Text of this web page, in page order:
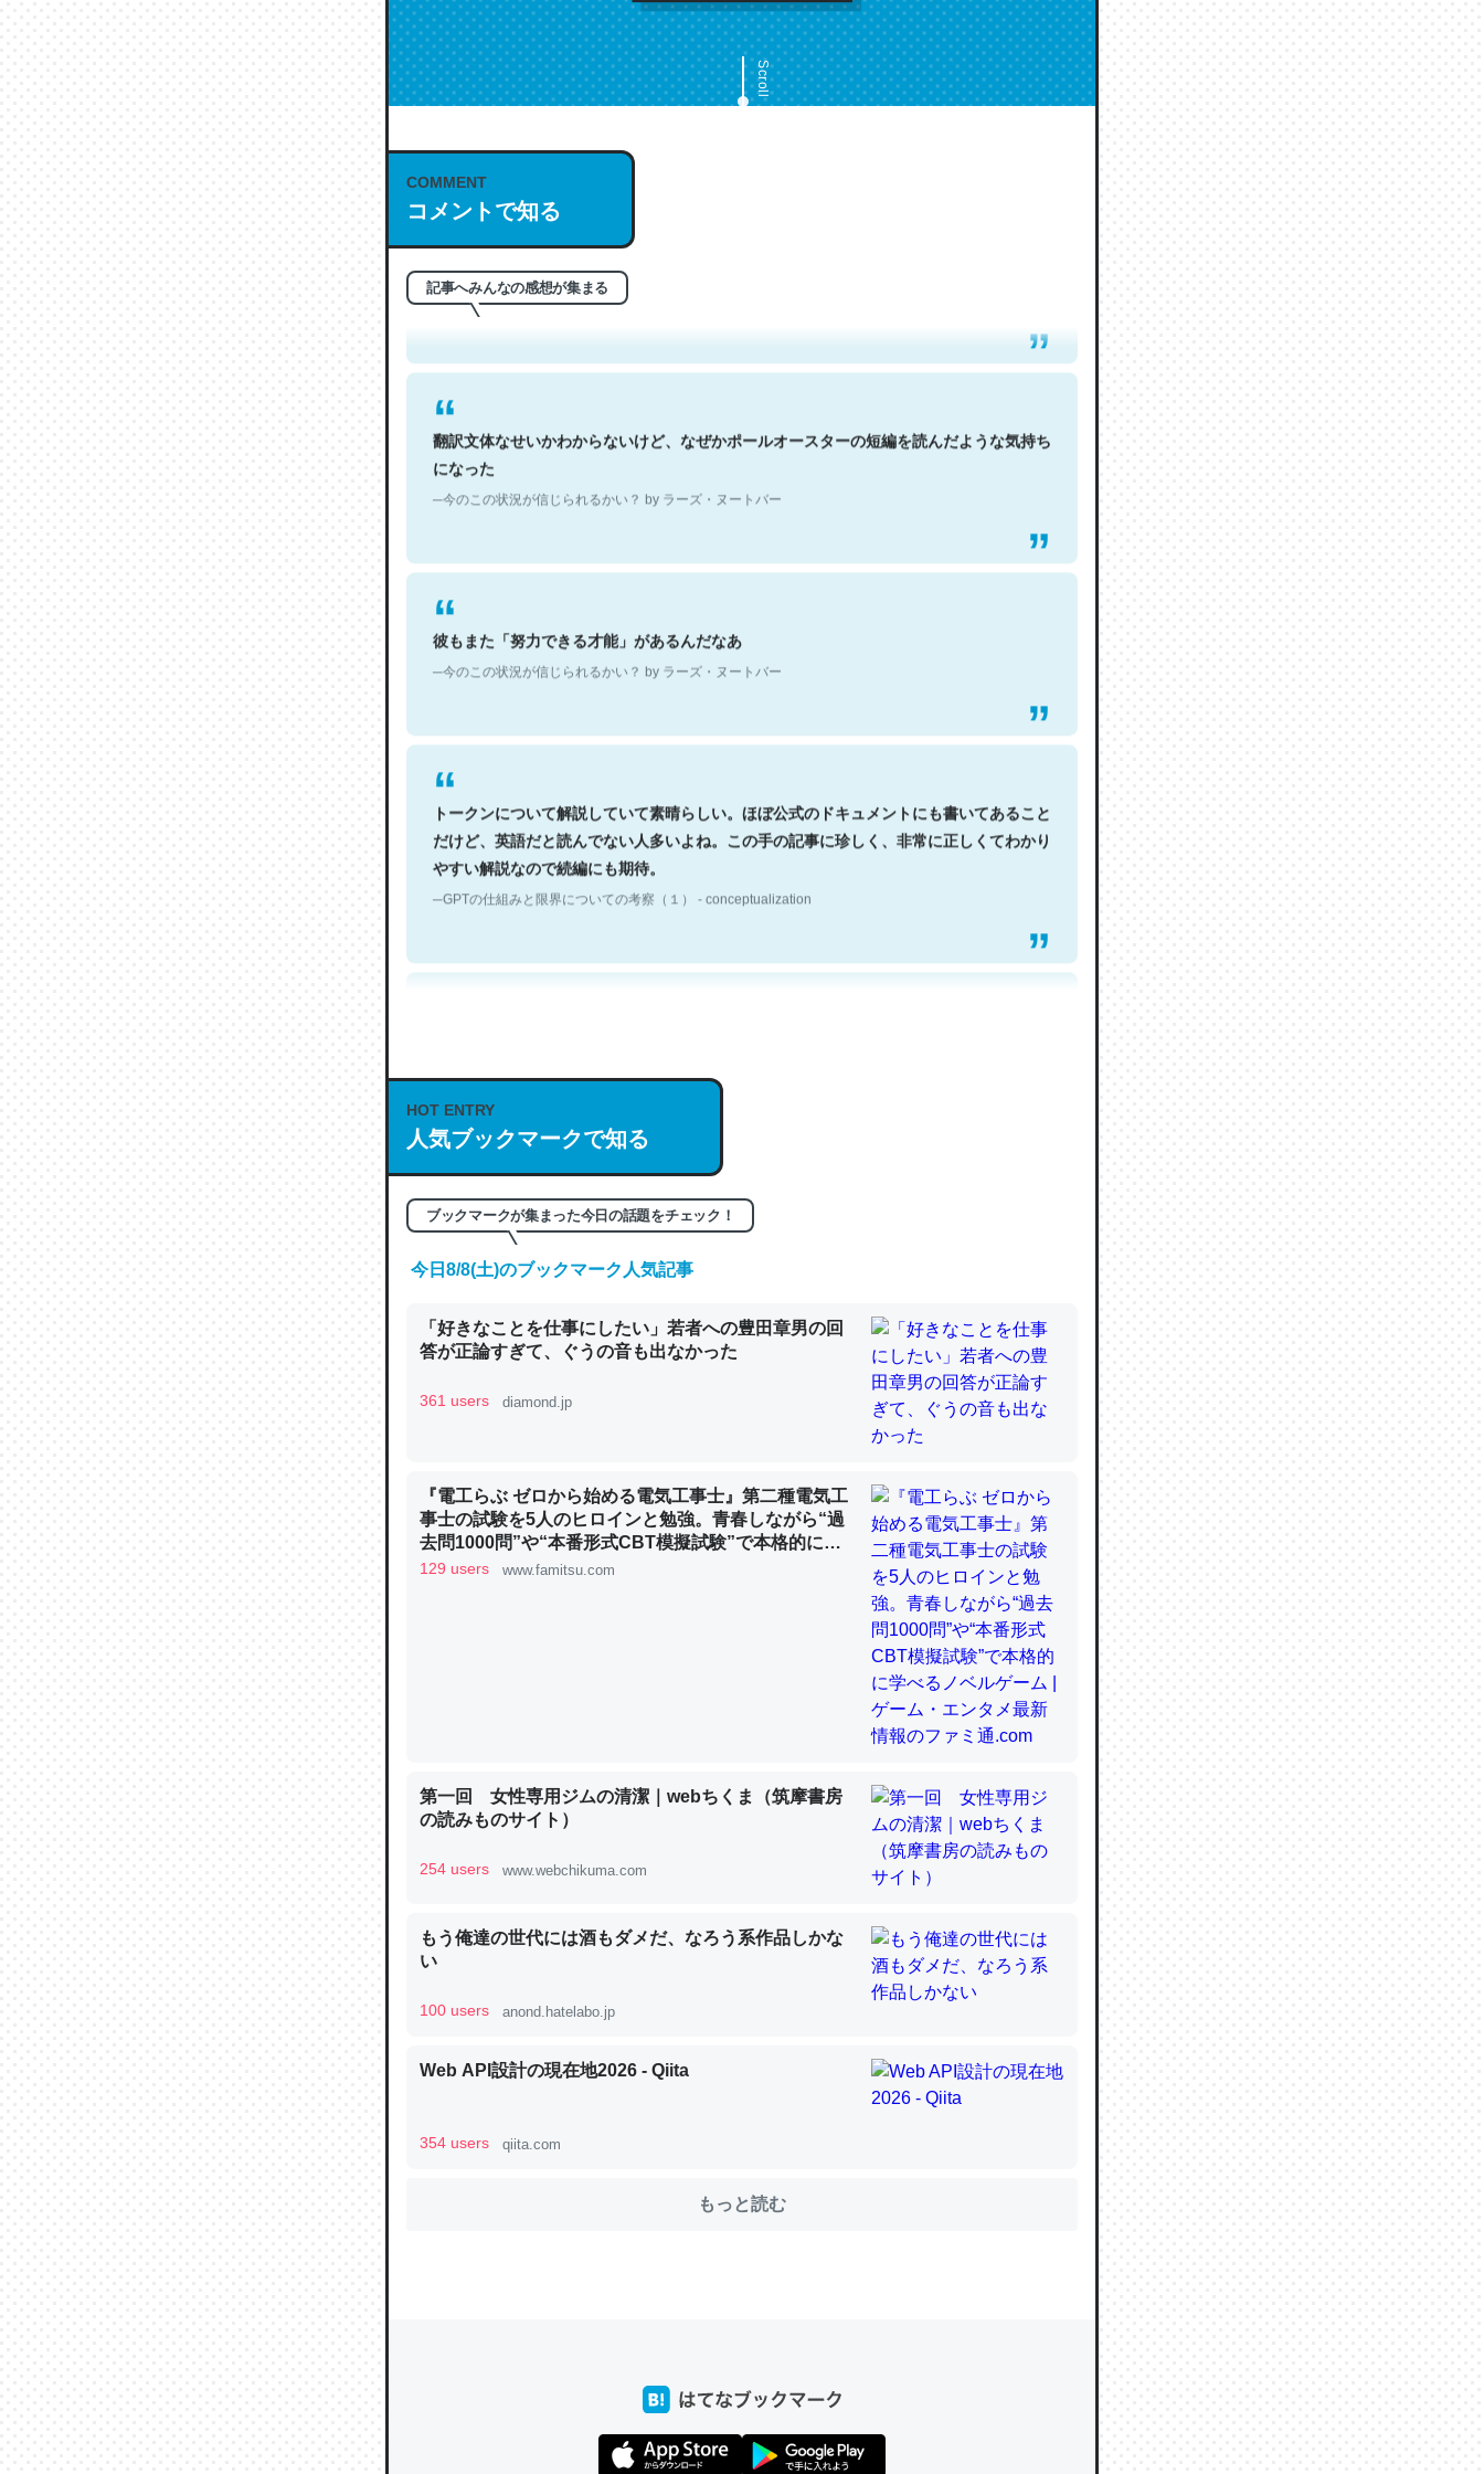
Scroll
COMMENT
コメントで知る
記事へみんなの感想が集まる
これは名文。彼はとてもクレバーなんだろうなと凄く思う。英語少しでも読める人は原文
もお勧め。自分はこの流れ好き。Let’s Fucking Go. Then Covid hit. Shit.
─今のこの状況が信じられるかい？ by ラーズ・ヌートバー
翻訳文体なせいかわからないけど、なぜかポールオースターの短編を読んだような気持ち
になった
─今のこの状況が信じられるかい？ by ラーズ・ヌートバー
彼もまた「努力できる才能」があるんだなあ
─今のこの状況が信じられるかい？ by ラーズ・ヌートバー
トークンについて解説していて素晴らしい。ほぼ公式のドキュメントにも書いてあること
だけど、英語だと読んでない人多いよね。この手の記事に珍しく、非常に正しくてわかり
やすい解説なので続編にも期待。
─GPTの仕組みと限界についての考察（１） - conceptualization
これは良記事。32768トークンだと英語小説100ページ分くらい。小説でいう「ずっと前
の伏線」は回収されないけど、短期記憶というには多い分量。進化すればするほど分かり
やすく強くなりそう
昆虫ってカルシウム少ないのか。知らんかった。調べたらコオロギのカルシウム分はエビ
─ニュース :: 【研究発表】昆虫学の大問題＝「昆虫はなぜ海にいないのか」に関する新仮説
論文では「淡水はカルシウムも酸素も不足してて両方に不利だから両方が拮抗してるので
は」とあって面白い。海にいる鋏角類（カブトガニ・ウミグモ）はカルシウムを使わずキ
─ニュース :: 【研究発表】昆虫学の大問題＝「昆虫はなぜ海にいないのか」に関する新仮説
これを元に考えるとカルシウムを大量に使う脊椎動物と貝類は苦労してるんだな…。腹足
─ニュース :: 【研究発表】昆虫学の大問題＝「昆虫はなぜ海にいないのか」に関する新仮説
ウチもEchoを実家に置いて４年。でたまに覗いてる。ぼちぼちRingも置こうかと画策
中。あと、Googleマップで位置情報を共有してる。電池残量や充電中かが分かるのでこ
─たまにLINEするくらいだった遠方の父67歳と僕。ITツール導入でコミュニケーションが劇的に変化し
─たまにLINEするくらいだった遠方の父67歳と僕。ITツール導入でコミュニケーションが劇的に変化し
HOT ENTRY
人気ブックマークで知る
ブックマークが集まった今日の話題をチェック！
今日8/8(土)のブックマーク人気記事
「好きなことを仕事にしたい」若者への豊田章男の回
答が正論すぎて、ぐうの音も出なかった
361 users diamond.jp
『電工らぶ ゼロから始める電気工事士』第二種電気工
事士の試験を5人のヒロインと勉強。青春しながら“過
去問1000問”や“本番形式CBT模擬試験”で本格的に学
べるノベルゲーム | ゲーム・エンタメ最新情報のファミ
129 users www.famitsu.com
第一回 女性専用ジムの清潔｜webちくま（筑摩書房
の読みものサイト）
254 users www.webchikuma.com
もう俺達の世代には酒もダメだ、なろう系作品しかな
い
100 users anond.hatelabo.jp
Web API設計の現在地2026 - Qiita
354 users qiita.com
もっと読む